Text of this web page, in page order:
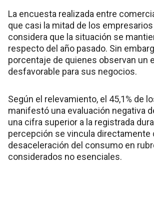
La encuesta realizada entre
que casi la mitad de los
considera que la situación se
respecto del año pasado. Sin
porcentaje de quienes observan un
desfavorable para sus negocios.
Según el relevamiento, el 45,1% de
manifestó una evaluación negativa
una cifra superior a la registrada
percepción se vincula directamente
desaceleración del consumo en
considerados no esenciales.